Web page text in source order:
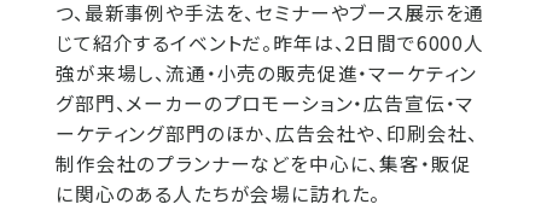
つ、最新事例や手法を、セミナーやブース展示を通
じて紹介するイベントだ。昨年は、2日間で6000人
強が来場し、流通・小売の販売促進・マーケティン
グ部門、メーカーのプロモーション・広告宣伝・マ
ーケティング部門のほか、広告会社や、印刷会社、
制作会社のプランナーなどを中心に、集客・販促
に関心のある人たちが会場に訪れた。